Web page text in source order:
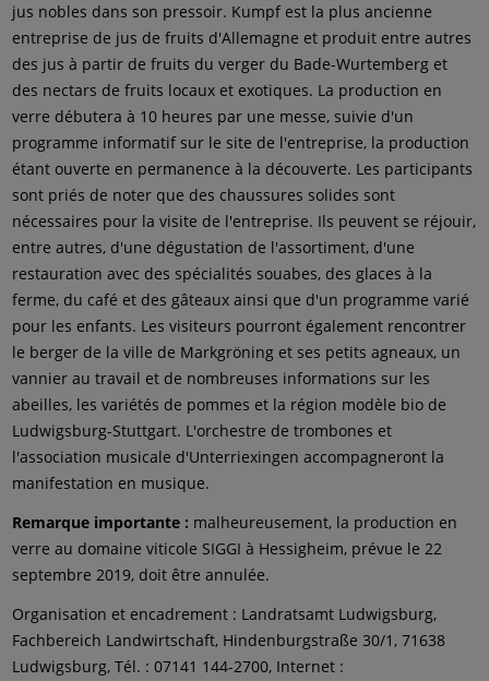
jus nobles dans son pressoir. Kumpf est la plus ancienne
entreprise de jus de fruits d'Allemagne et produit entre autres
des jus à partir de fruits du verger du Bade-Wurtemberg et
des nectars de fruits locaux et exotiques. La production en
verre débutera à 10 heures par une messe, suivie d'un
programme informatif sur le site de l'entreprise, la production
étant ouverte en permanence à la découverte. Les participants
sont priés de noter que des chaussures solides sont
nécessaires pour la visite de l'entreprise. Ils peuvent se réjouir,
entre autres, d'une dégustation de l'assortiment, d'une
restauration avec des spécialités souabes, des glaces à la
ferme, du café et des gâteaux ainsi que d'un programme varié
pour les enfants. Les visiteurs pourront également rencontrer
le berger de la ville de Markgröning et ses petits agneaux, un
vannier au travail et de nombreuses informations sur les
abeilles, les variétés de pommes et la région modèle bio de
Ludwigsburg-Stuttgart. L'orchestre de trombones et
l'association musicale d'Unterriexingen accompagneront la
manifestation en musique.
Remarque importante : malheureusement, la production en
verre au domaine viticole SIGGI à Hessigheim, prévue le 22
septembre 2019, doit être annulée.
Organisation et encadrement : Landratsamt Ludwigsburg,
Fachbereich Landwirtschaft, Hindenburgstraße 30/1, 71638
Ludwigsburg, Tél. : 07141 144-2700, Internet :